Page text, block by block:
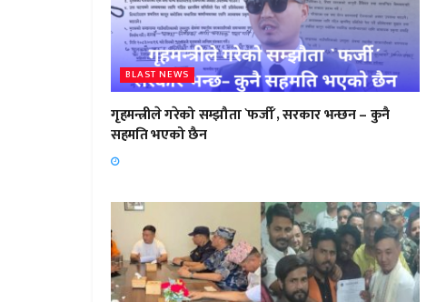
BLAST NEWS
गृहमन्त्रीले गरेको सम्झौता `फर्जी´, सरकार भन्छन – कुनै
सहमति भएको छैन